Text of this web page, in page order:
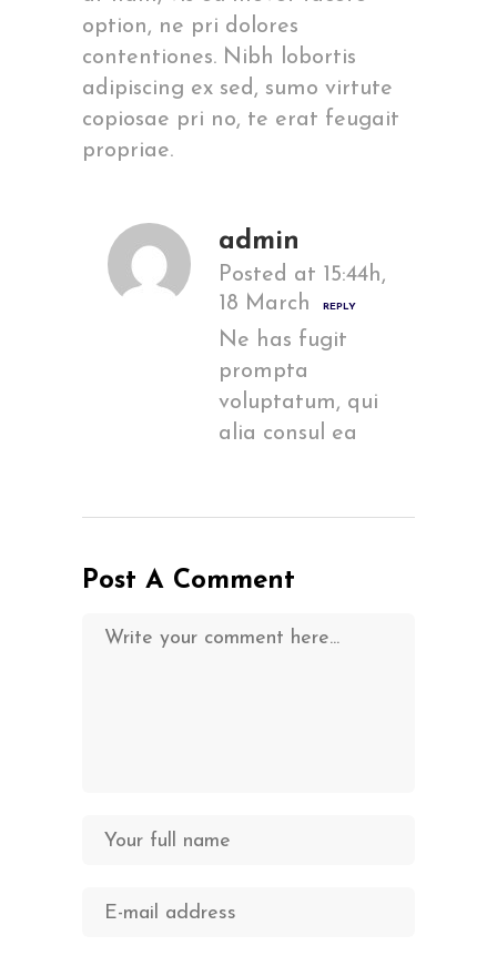
option, ne pri dolores
contentiones. Nibh lobortis
adipiscing ex sed, sumo virtute
copiosae pri no, te erat feugait
propriae.
admin
Posted at 15:44h,
18 March
REPLY
Ne has fugit
prompta
voluptatum, qui
alia consul ea
Post A Comment